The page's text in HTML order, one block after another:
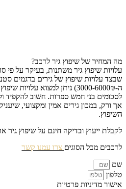
מה המחיר של שיפוץ גיר לרכב?
עלויות שיפוץ גיר משתנות, בעיקר על פי
שבצד עלויות שיפוץ של גירים בדגמים
ה-3000-6000₪) ניתן למצוא
לסכומים בני חמש ספרות. חשוב להקפיד
אך ורק, במכון גירים אמין ומקצועי,
השיפוץ.
לקבלת ייעוץ ובדיקה חינם על שיפוץ גיר
לרכבים מכל הסוגים צרו עמנו קשר
שם
טלפון
אישור מדיניות פרטיות